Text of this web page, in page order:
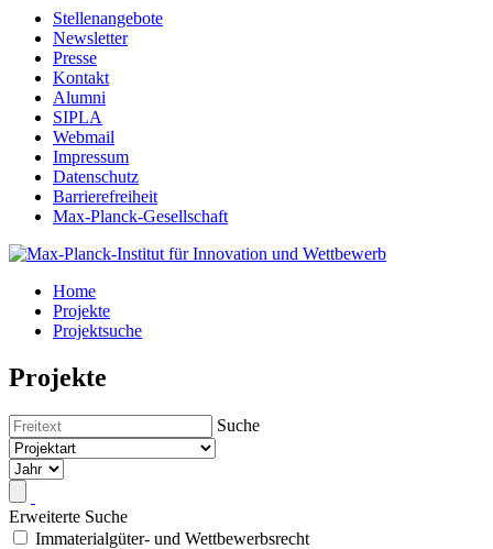
Stellenangebote
Newsletter
Presse
Kontakt
Alumni
SIPLA
Webmail
Impressum
Datenschutz
Barrierefreiheit
Max-Planck-Gesellschaft
Home
Projekte
Projektsuche
Projekte
Suche
Erweiterte Suche
Immaterialgüter- und Wettbewerbsrecht